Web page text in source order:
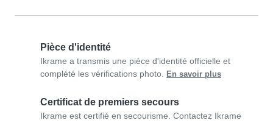
Pièce d'identité
Ikrame a transmis une pièce d'identité officielle et
complété les vérifications photo.
En savoir plus
Certificat de premiers secours
Ikrame est certifié en secourisme. Contactez Ikrame